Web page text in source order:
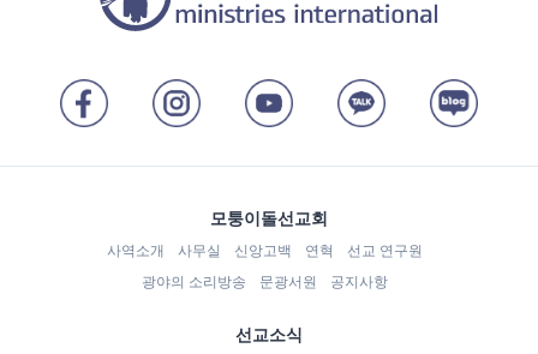
모퉁이돌선교회
사역소개 사무실 신앙고백 연혁
선교 연구원
광야의 소리방송
문광서원 공지사항
선교소식